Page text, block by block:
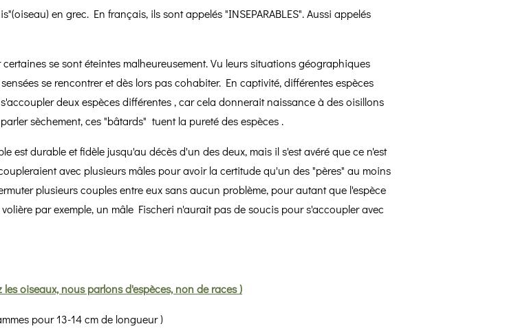
en grec. En français, ils sont appelés "INSEPARABLES". Aussi appelés
se sont éteintes malheureusement. Vu leurs situations géographiques
se rencontrer et dès lors pas cohabiter. En captivité, différentes espèces
deux espèces différentes , car cela donnerait naissance à des oisillons
sèchement, ces "bâtards" tuent la pureté des espèces .
est durable et fidèle jusqu'au décès d'un des deux, mais il s'est avéré que ce n'est
avec plusieurs mâles pour avoir la certitude qu'un des "pères" au moins
plusieurs couples entre eux sans aucun problème, pour autant que l'espèce
par exemple, un mâle Fischeri n'aurait pas de soucis pour s'accoupler avec
oiseaux, nous parlons d'espèces, non de races )
pour 13-14 cm de longueur )